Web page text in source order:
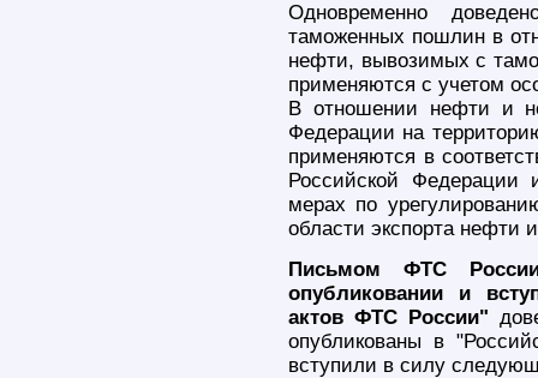
Одновременно
таможенных пошлин в
нефти, вывозимых с
применяются с учетом
В отношении нефти и
Федерации на
применяются в
Российской Федерации
мерах по
области экспорта нефти
Письмом ФТС
опубликовании и
актов ФТС России"
опубликованы в
вступили в силу